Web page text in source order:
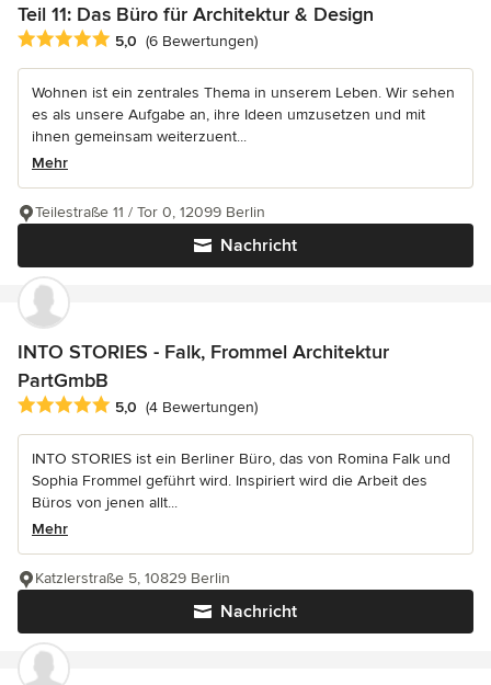
Teil 11: Das Büro für Architektur & Design
Durchschnittliche Bewertung: 5 von 5 Sternen
5,0 (6 Bewertungen)
Wohnen ist ein zentrales Thema in unserem Leben. Wir sehen
es als unsere Aufgabe an, ihre Ideen umzusetzen und mit
ihnen gemeinsam weiterzuent...
Mehr
Nachricht
Teilestraße 11 / Tor 0, 12099 Berlin
INTO STORIES - Falk, Frommel Architektur
PartGmbB
Durchschnittliche Bewertung: 5 von 5 Sternen
5,0 (4 Bewertungen)
INTO STORIES ist ein Berliner Büro, das von Romina Falk und
Sophia Frommel geführt wird. Inspiriert wird die Arbeit des
Büros von jenen allt...
Mehr
Nachricht
Katzlerstraße 5, 10829 Berlin